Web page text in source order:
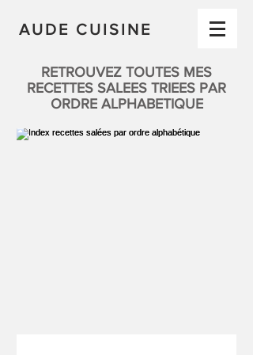
AUDE CUISINE
RETROUVEZ TOUTES MES
RECETTES SALEES TRIEES PAR
ORDRE ALPHABETIQUE